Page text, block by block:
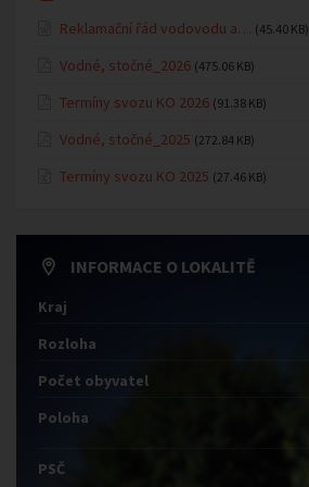
Reklamační řád vodovodu a… (45.40 KB)
Vodné, stočné_2026 (475.06 KB)
Termíny svozu KO 2026 (91.38 KB)
Vodné, stočné_2025 (272.84 KB)
Termíny svozu KO 2025 (27.46 KB)
INFORMACE O LOKALITĚ
Kraj
Rozloha
Počet obyvatel
Poloha
PSČ